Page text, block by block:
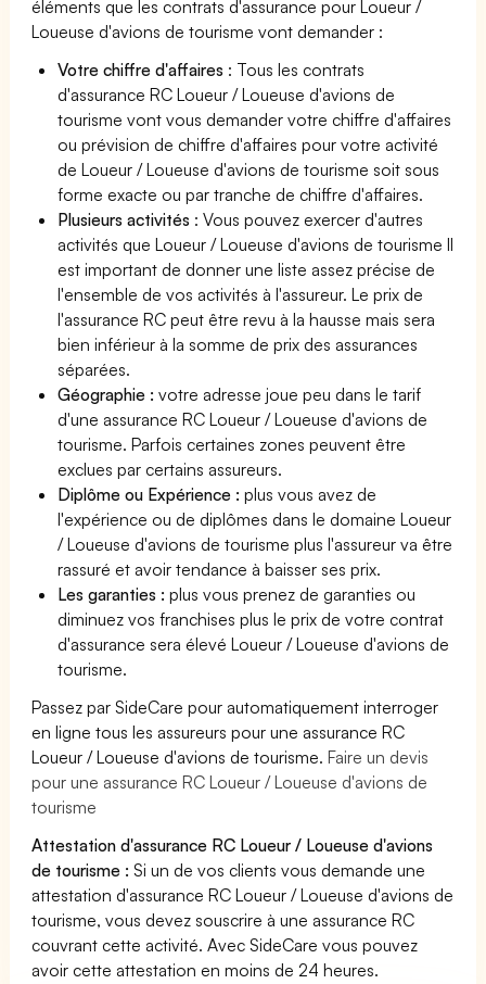
éléments que les contrats d'assurance pour Loueur /
Loueuse d'avions de tourisme vont demander :
Votre chiffre d'affaires : Tous les contrats
d'assurance RC Loueur / Loueuse d'avions de
tourisme vont vous demander votre chiffre d'affaires
ou prévision de chiffre d'affaires pour votre activité
de Loueur / Loueuse d'avions de tourisme soit sous
forme exacte ou par tranche de chiffre d'affaires.
Plusieurs activités : Vous pouvez exercer d'autres
activités que Loueur / Loueuse d'avions de tourisme Il
est important de donner une liste assez précise de
l'ensemble de vos activités à l'assureur. Le prix de
l'assurance RC peut être revu à la hausse mais sera
bien inférieur à la somme de prix des assurances
séparées.
Géographie :votre adresse joue peu dans le tarif
d'une assurance RC Loueur / Loueuse d'avions de
tourisme. Parfois certaines zones peuvent être
exclues par certains assureurs.
Diplôme ou Expérience :plus vous avez de
l'expérience ou de diplômes dans le domaine Loueur
/ Loueuse d'avions de tourisme plus l'assureur va être
rassuré et avoir tendance à baisser ses prix.
Les garanties :plus vous prenez de garanties ou
diminuez vos franchises plus le prix de votre contrat
d'assurance sera élevé Loueur / Loueuse d'avions de
tourisme.
Passez par SideCare pour automatiquement interroger
en ligne tous les assureurs pour une assurance RC
Loueur / Loueuse d'avions de tourisme.Faire un devis
pour une assurance RC Loueur / Loueuse d'avions de
tourisme
Attestation d'assurance RC Loueur / Loueuse d'avions
de tourisme : Si un de vos clients vous demande une
attestation d'assurance RC Loueur / Loueuse d'avions de
tourisme, vous devez souscrire à une assurance RC
couvrant cette activité. Avec SideCare vous pouvez
avoir cette attestation en moins de 24 heures.